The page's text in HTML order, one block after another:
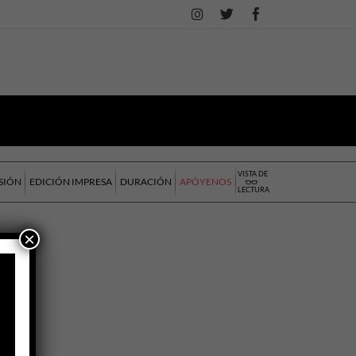
EDICIÓN IMPRESA DURACIÓN APÓYENOS
VISTA DE
LECTURA
×